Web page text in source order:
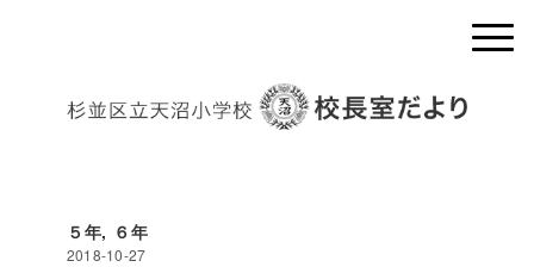
５年, ６年
2018-10-27